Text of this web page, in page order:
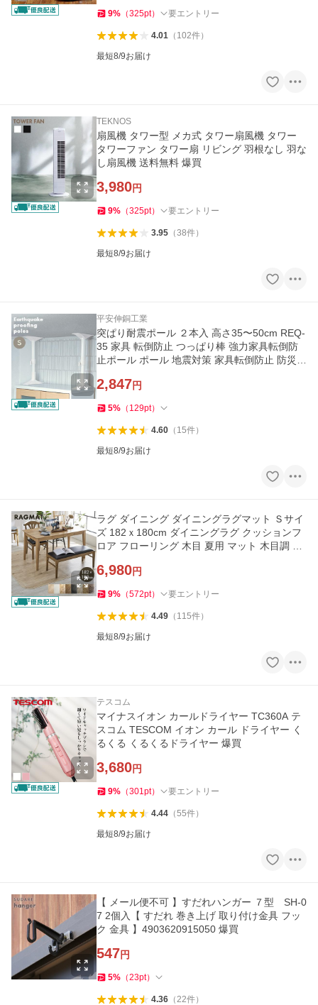
9% （325pt） 要エントリー
4.01（ 102件）
最短8/9お届け
TEKNOS
扇風機 タワー型 メカ式 タワー扇風機 タワー
タワーファン タワー扇 リビング 羽根なし 羽な
し扇風機 送料無料 爆買
3,980円
9% （325pt） 要エントリー
3.95（38件）
最短8/9お届け
平安伸銅工業
突ぱり耐震ポール ２本入 高さ35〜50cm REQ-
35 家具 転倒防止 つっぱり棒 強力家具転倒防
止ポール ポール 地震対策 家具転倒防止 防災グ
2,847円
5% （ 129pt）
4.60（ 15件）
最短8/9お届け
ラグ ダイニング ダイニングラグマット Ｓサイ
ズ 182ｘ180cm ダイニングラグ クッションフ
ロア フローリング 木目 夏用 マット 木目調 爆
6,980円
9% （572pt） 要エントリー
4.49（ 115件）
最短8/9お届け
テスコム
マイナスイオン カールドライヤー TC360A テ
スコム TESCOM イオン カール ドライヤー く
るくる くるくるドライヤー 爆買
3,680円
9% （301pt） 要エントリー
4.44（55件）
最短8/9お届け
【 メール便不可 】すだれハンガー ７型 SH‐0
7 2個入【 すだれ 巻き上げ 取り付け金具 フッ
ク 金具 】4903620915050 爆買
547円
5% （23pt）
4.36（22件）